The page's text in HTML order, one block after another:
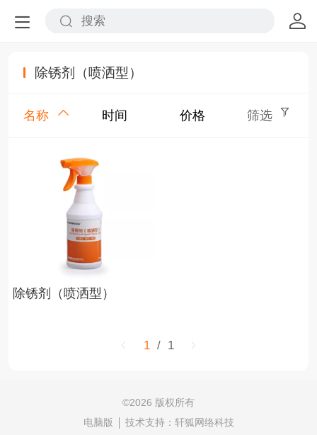
除锈剂（喷洒型）
名称 时间 价格 筛选
除锈剂（喷洒型）
1 / 1
©2026 版权所有
电脑版
技术支持： 轩狐网络科技